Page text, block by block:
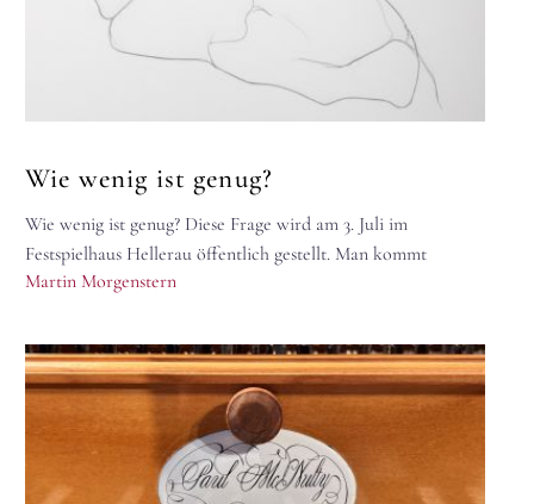
Wie wenig ist genug?
Wie wenig ist genug? Diese Frage wird am 3. Juli im
Festspielhaus Hellerau öffentlich gestellt. Man kommt
momentan nicht um…
Martin Morgenstern